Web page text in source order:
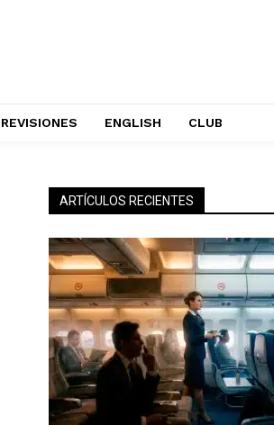
REVISIONES ENGLISH CLUB
ARTÍCULOS RECIENTES